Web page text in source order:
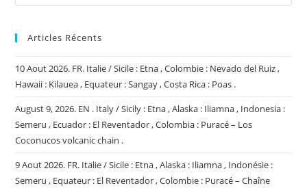
Reventador
Alaska
:
Spurr
Articles Récents
10 Aout 2026. FR. Italie / Sicile : Etna , Colombie : Nevado del Ruiz ,
Hawaii : Kilauea , Equateur : Sangay , Costa Rica : Poas .
August 9, 2026. EN . Italy / Sicily : Etna , Alaska : Iliamna , Indonesia :
Semeru , Ecuador : El Reventador , Colombia : Puracé – Los
Coconucos volcanic chain .
9 Aout 2026. FR. Italie / Sicile : Etna , Alaska : Iliamna , Indonésie :
Semeru , Equateur : El Reventador , Colombie : Puracé – Chaîne